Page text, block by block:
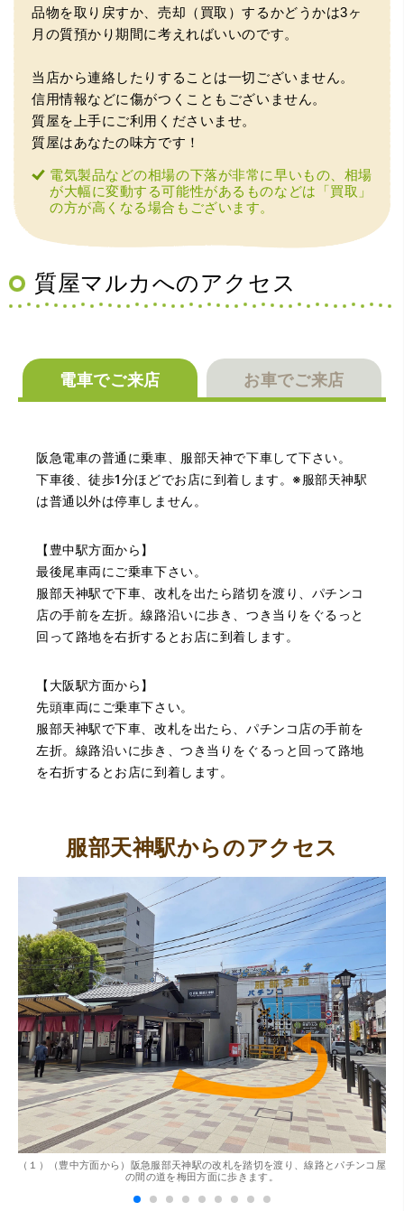
（大阪市東淀川区）出来るだけ安く買取られるのかな…?と
いう不安が最初は有りましたが、面倒な営業トークも一切
（兵庫県宝塚市）預かって頂くときに持っていた方の宝石
も見て頂く事が出き、購入した商品の価値をいろいろ教え
何かあった時にはこちらでお願いしたいと思いました。
した。質屋さんはわりと利用して(主に中古品の購入)慣れて
いましたが、今までの質屋さんとは全く違う、とても良い
印象でした。何度でも伺いたくなりました。この度は、本
当にありがとうございました。
（豊中市西泉丘）初めて利用しましたが、とても親切丁寧
に査定をして頂き思いもよらない価格をいただきました。
正直他店の倍以上で驚きました。また機会があれば利用し
ます。
（大阪府東大阪市）ネットを見て安心できるお店であると
感じて飛び込みで訪問。飛びこみにも関わらず、とても親
切、丁ねいな対応をして頂き、思っていた以上の信用でき
るお店でした。満足いく金額で買い取って頂きました。あ
りがとうございます。
（兵庫県神戸市）別のお店でメール査定した際の1.5倍の金
額を提示いただけたので即決しました。楽器も安心してお
任せできそうです!
品物を取り戻すか、売却（買取）するかどうかは3ヶ
月の質預かり期間に考えればいいのです。
当店から連絡したりすることは一切ございません。
信用情報などに傷がつくこともございません。
質屋を上手にご利用くださいませ。
質屋はあなたの味方です！
電気製品などの相場の下落が非常に早いもの、相場
が大幅に変動する可能性があるものなどは「買取」
の方が高くなる場合もございます。
質屋マルカへのアクセス
電車でご来店 お車でご来店
阪急電車の普通に乗車、服部天神で下車して下さい。
下車後、徒歩1分ほどでお店に到着します。※服部天神駅
は普通以外は停車しません。
【豊中駅方面から】
最後尾車両にご乗車下さい。
服部天神駅で下車、改札を出たら踏切を渡り、パチンコ
店の手前を左折。線路沿いに歩き、つき当りをぐるっと
回って路地を右折するとお店に到着します。
【大阪駅方面から】
先頭車両にご乗車下さい。
服部天神駅で下車、改札を出たら、パチンコ店の手前を
左折。線路沿いに歩き、つき当りをぐるっと回って路地
を右折するとお店に到着します。
服部天神駅からのアクセス
（１）（豊中方面から）阪急服部天神駅の改札を踏切を渡り、線路とパチンコ屋
の間の道を梅田方面に歩きます。